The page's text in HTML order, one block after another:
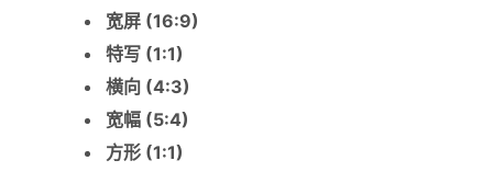
宽屏 (16:9)
特写 (1:1)
横向 (4:3)
宽幅 (5:4)
方形 (1:1)